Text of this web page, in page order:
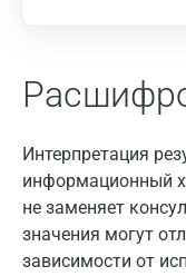
Интерпретация
информационный
не заменяет
значения могут
зависимости от